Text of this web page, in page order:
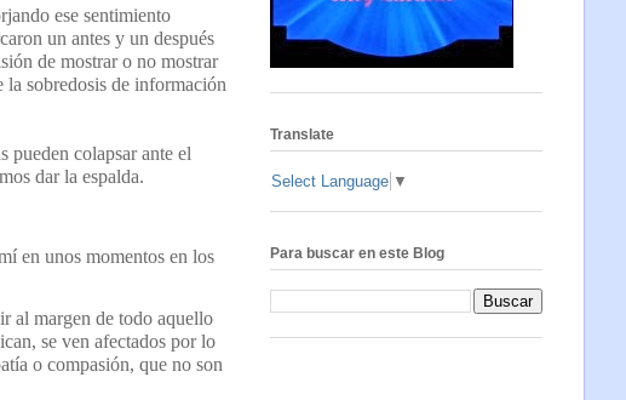
ese sentimiento
un antes y un después
de mostrar o no mostrar
la sobredosis de información
pueden colapsar ante el
dar la espalda.
en unos momentos en los
al margen de todo aquello
se ven afectados por lo
o compasión, que no son
Translate
Select Language ▼
Para buscar en este Blog